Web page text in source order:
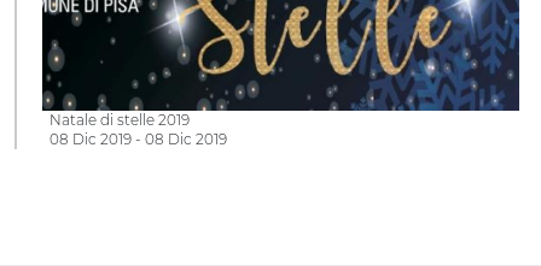
Natale di stelle 2019
08 Dic 2019 - 08 Dic 2019